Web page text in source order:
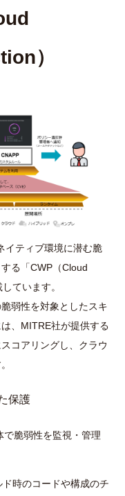
）
イティブ環境に潜む脆
る「CWP（Cloud
ています。
弱性を対象としたスキ
、MITRE社が提供する
コアリングし、クラウ
保護
脆弱性を監視・管理
ド時のコードや構成のチ